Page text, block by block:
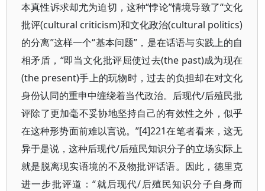
本真性诉求却尤为迫切，这种“悖论”情境导致了“文化
批评(cultural criticism)和文化政治(cultural politics)
的分离”这样一个“基本问题”，是在话语与实践上的自
相矛盾，“即当文化批评屈使过去(the past)成为现在
(the present)手上的玩物时，过去的负担却在对文化
身份认同的重申中缠绕着当代政治。后现代/后殖民批
评除了更加毫不妥协地坚持自己的有效性之外，似乎
在这种形势面前难以言说。”[4]221在笔者看来，这无
异于是说，这种后现代/后殖民知识分子的立场实际上
就是脱离现实语境的不及物批评话语。因此，德里克
进一步批评道：“就后现代/后殖民知识分子自身而